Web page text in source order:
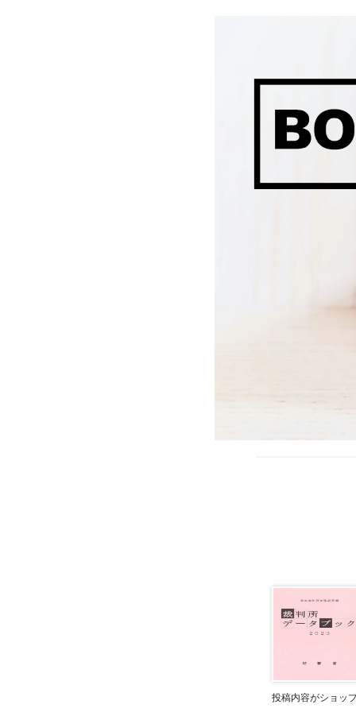
投稿内容がショッ